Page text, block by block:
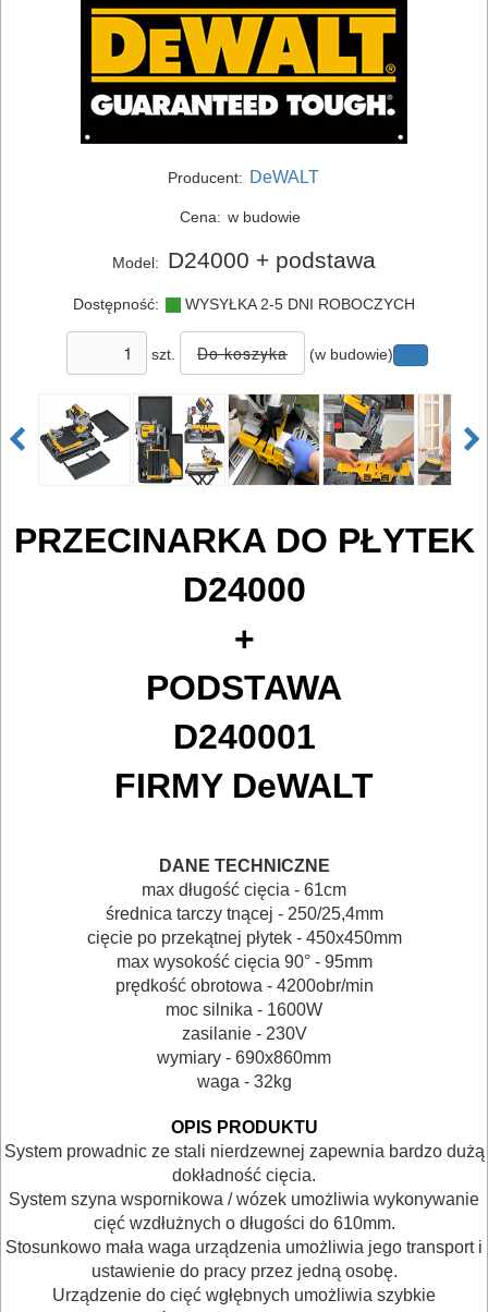
AKUMULATOROWE
OSPRZĘT
AKCESORIA
DO
MAGAZYNOWANIE
TRANSPORTOWANIE
POMIAROWE
NARZĘDZIA
ELEKTRY..
GLAZURNICZE
AKCESORIA
MASZYNKI
URZĄDZENIA
BUDOWLANE
BRUKARSKIE
OBRÓBKA
DREWNA
OBRÓBKA
METALU
Producent: DeWALT
Cena: w budowie
Model: D24000 + podstawa
Dostępność: WYSYŁKA 2-5 DNI ROBOCZYCH
szt. (w budowie)
PRZECINARKA DO PŁYTEK
D24000
+
PODSTAWA
D240001
FIRMY DeWALT
DANE TECHNICZNE
max długość cięcia - 61cm
średnica tarczy tnącej - 250/25,4mm
cięcie po przekątnej płytek - 450x450mm
max wysokość cięcia 90° - 95mm
prędkość obrotowa - 4200obr/min
moc silnika - 1600W
zasilanie - 230V
wymiary - 690x860mm
waga - 32kg
OPIS PRODUKTU
System prowadnic ze stali nierdzewnej zapewnia bardzo dużą
dokładność cięcia.
System szyna wspornikowa / wózek umożliwia wykonywanie
cięć wzdłużnych o długości do 610mm.
Stosunkowo mała waga urządzenia umożliwia jego transport i
ustawienie do pracy przez jedną osobę.
Urządzenie do cięć wgłębnych umożliwia szybkie